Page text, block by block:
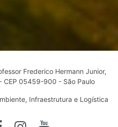
Frederico Hermann Junior,
CEP 05459-900 - São Paulo
Infraestrutura e Logística